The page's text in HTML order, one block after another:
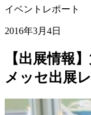
イベントレポート
2016年3月4日
【出展情報
メッセ出展